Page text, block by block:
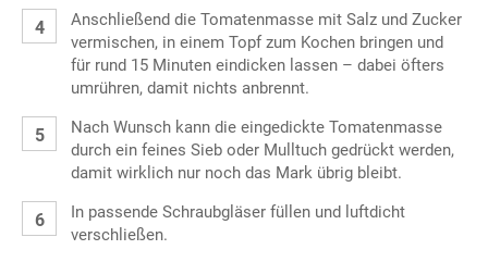
Anschließend die Tomatenmasse mit Salz und Zucker
vermischen, in einem Topf zum Kochen bringen und
für rund 15 Minuten eindicken lassen – dabei öfters
umrühren, damit nichts anbrennt.
Nach Wunsch kann die eingedickte Tomatenmasse
durch ein feines Sieb oder Mulltuch gedrückt werden,
damit wirklich nur noch das Mark übrig bleibt.
In passende Schraubgläser füllen und luftdicht
verschließen.